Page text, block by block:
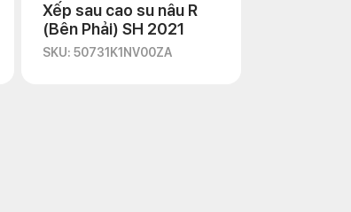
Xếp sau cao su nâu R
(Bên Phải) SH 2021
SKU: 50731K1NV00ZA